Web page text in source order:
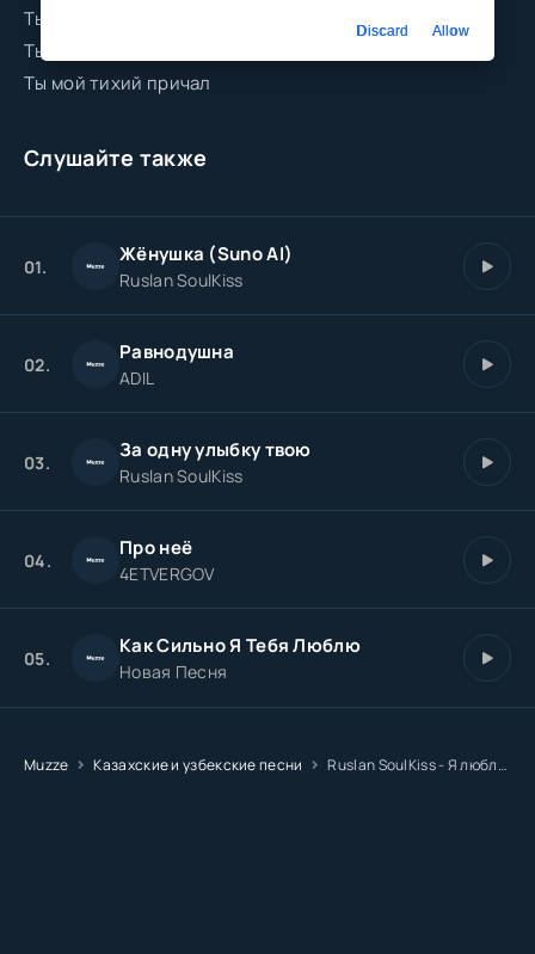
Ты мой главный каприз
Ты дыхание моё
Ты мой тихий причал
Слушайте также
01. Жёнушка (Suno AI)
Ruslan SoulKiss
02. Равнодушна
ADIL
03. За одну улыбку твою
Ruslan SoulKiss
04. Про неё
4ETVERGOV
05. Как Сильно Я Тебя Люблю
Новая Песня
Muzze Казахские и узбекские песни Ruslan SoulKiss - Я люблю тебя сильно
Discard Allow